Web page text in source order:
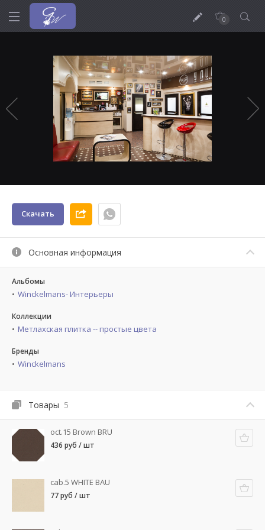
0
Скачать
Основная информация
Альбомы
Winckelmans- Интерьеры
Коллекции
Метлахская плитка -- простые цвета
Бренды
Winckelmans
Товары 5
oct.15 Brown BRU
436 руб / шт
cab.5 WHITE BAU
77 руб / шт